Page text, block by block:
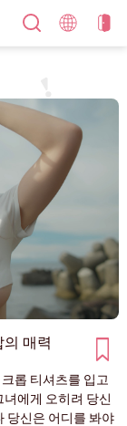
매력
롭 티셔츠를 입고
에게 오히려 당신
당신은 어디를 봐야